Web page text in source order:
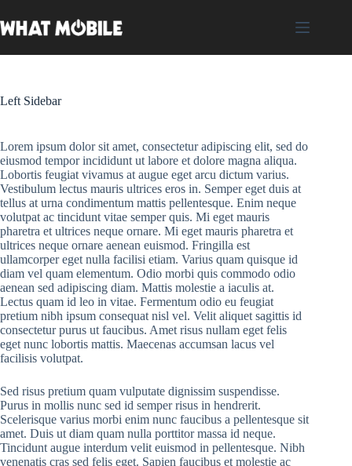
to
content
Left Sidebar
Lorem ipsum dolor sit amet, consectetur adipiscing elit, sed do
eiusmod tempor incididunt ut labore et dolore magna aliqua.
Lobortis feugiat vivamus at augue eget arcu dictum varius.
Vestibulum lectus mauris ultrices eros in. Semper eget duis at
tellus at urna condimentum mattis pellentesque. Enim neque
volutpat ac tincidunt vitae semper quis. Mi eget mauris
pharetra et ultrices neque ornare. Mi eget mauris pharetra et
ultrices neque ornare aenean euismod. Fringilla est
ullamcorper eget nulla facilisi etiam. Varius quam quisque id
diam vel quam elementum. Odio morbi quis commodo odio
aenean sed adipiscing diam. Mattis molestie a iaculis at.
Lectus quam id leo in vitae. Fermentum odio eu feugiat
pretium nibh ipsum consequat nisl vel. Velit aliquet sagittis id
consectetur purus ut faucibus. Amet risus nullam eget felis
eget nunc lobortis mattis. Maecenas accumsan lacus vel
facilisis volutpat.
Sed risus pretium quam vulputate dignissim suspendisse.
Purus in mollis nunc sed id semper risus in hendrerit.
Scelerisque varius morbi enim nunc faucibus a pellentesque sit
amet. Duis ut diam quam nulla porttitor massa id neque.
Tincidunt augue interdum velit euismod in pellentesque. Nibh
venenatis cras sed felis eget. Sapien faucibus et molestie ac